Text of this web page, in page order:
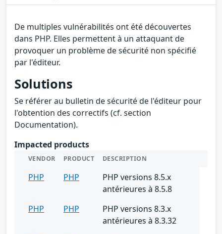
De multiples vulnérabilités ont été découvertes
dans PHP. Elles permettent à un attaquant de
provoquer un problème de sécurité non spécifié
par l'éditeur.
Solutions
Se référer au bulletin de sécurité de l'éditeur pour
l'obtention des correctifs (cf. section
Documentation).
Impacted products
VENDOR PRODUCT DESCRIPTION
PHP PHP
PHP versions 8.5.x
antérieures à 8.5.8
PHP
PHP
PHP versions 8.3.x
antérieures à 8.3.32